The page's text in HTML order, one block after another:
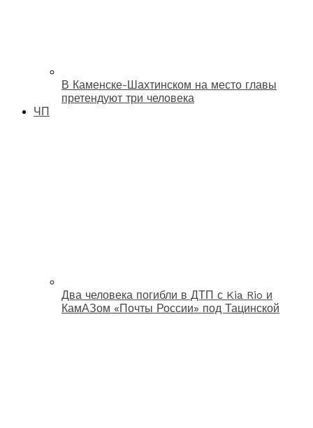
В Каменске-Шахтинском на место главы
претендуют три человека
ЧП
Два человека погибли в ДТП с Kia Rio и
КамАЗом «Почты России» под Тацинской